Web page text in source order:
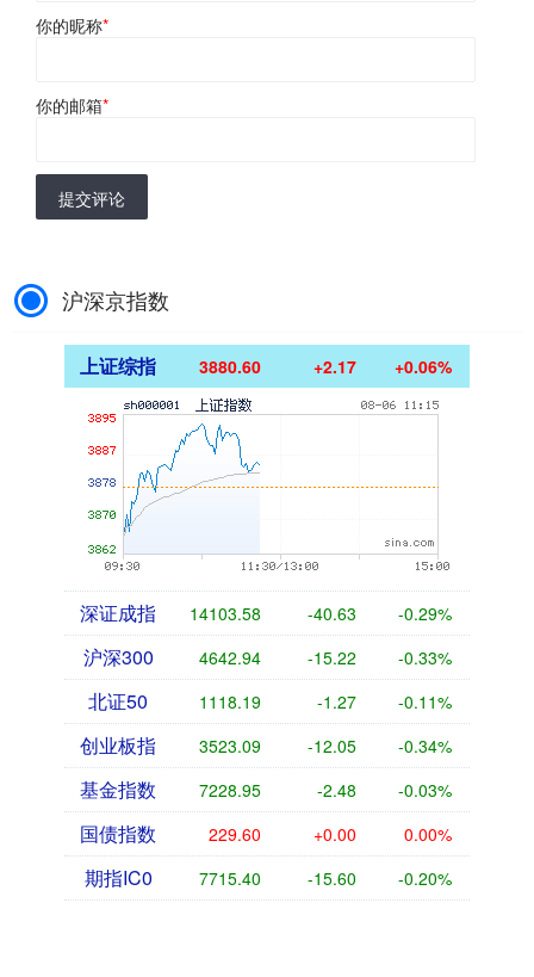
你的昵称*
你的邮箱*
提交评论
沪深京指数
上证综指 3880.60 +2.17 +0.06%
深证成指 14103.58 -40.63 -0.29%
沪深300 4642.94 -15.22 -0.33%
北证50 1118.19 -1.27 -0.11%
创业板指 3523.09 -12.05 -0.34%
基金指数 7228.95 -2.48 -0.03%
国债指数 229.60 +0.00 0.00%
期指IC0 7715.40 -15.60 -0.20%